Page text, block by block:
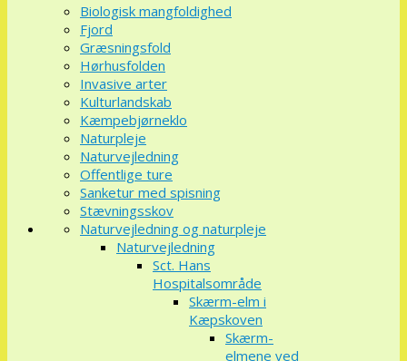
Biologisk mangfoldighed
Fjord
Græsningsfold
Hørhusfolden
Invasive arter
Kulturlandskab
Kæmpebjørneklo
Naturpleje
Naturvejledning
Offentlige ture
Sanketur med spisning
Stævningsskov
Naturvejledning og naturpleje
Naturvejledning
Sct. Hans
Hospitalsområde
Skærm-elm i
Kæpskoven
Skærm-
elmene ved